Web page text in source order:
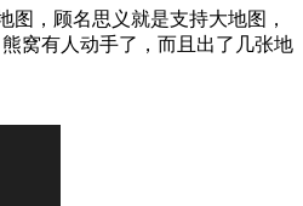
图，顾名思义就是支持大地图，
窝有人动手了，而且出了几张地